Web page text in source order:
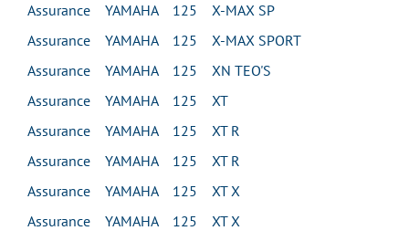
Assurance YAMAHA 125 X-MAX SP
Assurance YAMAHA 125 X-MAX SPORT
Assurance YAMAHA 125 XN TEO'S
Assurance YAMAHA 125 XT
Assurance YAMAHA 125 XT R
Assurance YAMAHA 125 XT R
Assurance YAMAHA 125 XT X
Assurance YAMAHA 125 XT X